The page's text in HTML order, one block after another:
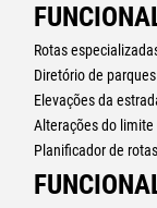
Rotas
Diretório de
Elevações da
Alterações do limite
Planificador de